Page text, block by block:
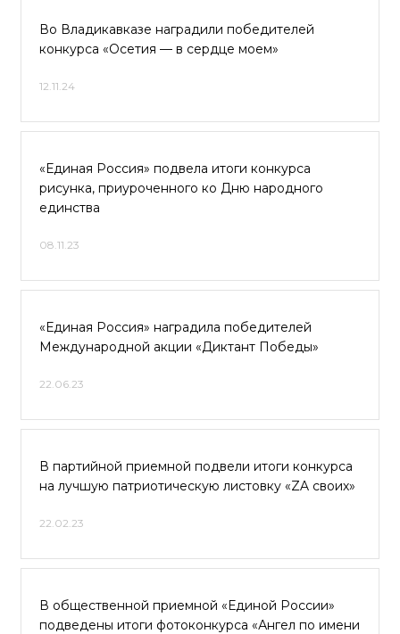
Во Владикавказе наградили победителей
конкурса «Осетия — в сердце моем»
12.11.24
«Единая Россия» подвела итоги конкурса
рисунка, приуроченного ко Дню народного
единства
08.11.23
«Единая Россия» наградила победителей
Международной акции «Диктант Победы»
22.06.23
В партийной приемной подвели итоги конкурса
на лучшую патриотическую листовку «ZA своих»
22.02.23
В общественной приемной «Единой России»
подведены итоги фотоконкурса «Ангел по имени